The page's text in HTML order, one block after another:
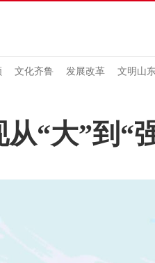
文化齐鲁 发展改革 文明山
“大”到“